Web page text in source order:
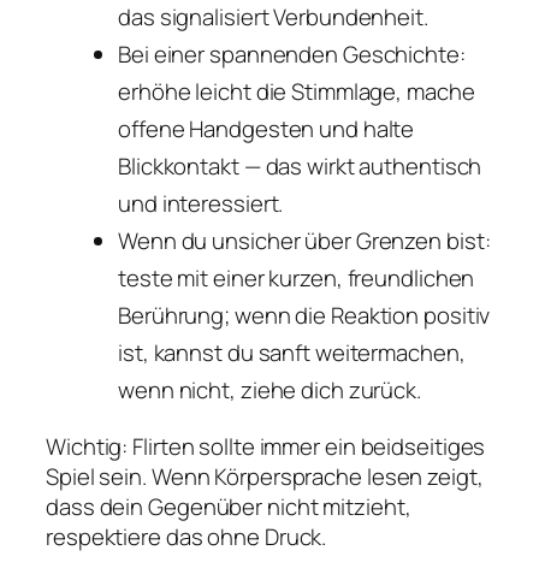
das signalisiert Verbundenheit.
Bei einer spannenden Geschichte:
erhöhe leicht die Stimmlage, mache
offene Handgesten und halte
Blickkontakt — das wirkt authentisch
und interessiert.
Wenn du unsicher über Grenzen bist:
teste mit einer kurzen, freundlichen
Berührung; wenn die Reaktion positiv
ist, kannst du sanft weitermachen,
wenn nicht, ziehe dich zurück.
Wichtig: Flirten sollte immer ein beidseitiges
Spiel sein. Wenn Körpersprache lesen zeigt,
dass dein Gegenüber nicht mitzieht,
respektiere das ohne Druck.